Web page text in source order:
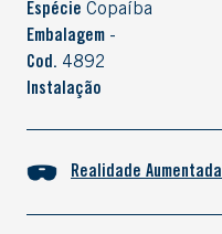
Espécie Copaíba
Embalagem -
Cod. 4892
Instalação
Realidade Aumentada